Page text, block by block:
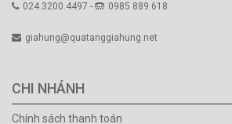
024.3200.4497 - 0985 889 618
giahung@quatanggiahung.net
CHI NHÁNH
Chính sách thanh toán